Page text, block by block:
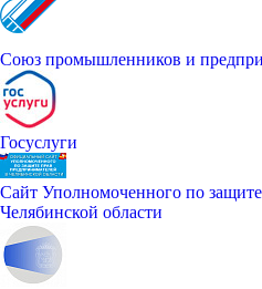
Союз промышленников и
Госуслуги
Сайт Уполномоченного по
Челябинской области